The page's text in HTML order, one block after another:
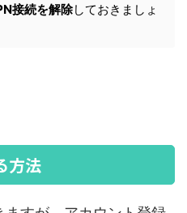
接続を解除しておきましょ
方法